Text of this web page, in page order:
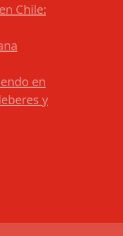
Chile:
en
y